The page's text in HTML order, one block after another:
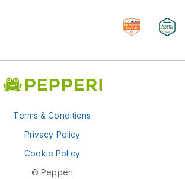
© Pepperi
Terms & Conditions
Privacy Policy
Cookie Policy